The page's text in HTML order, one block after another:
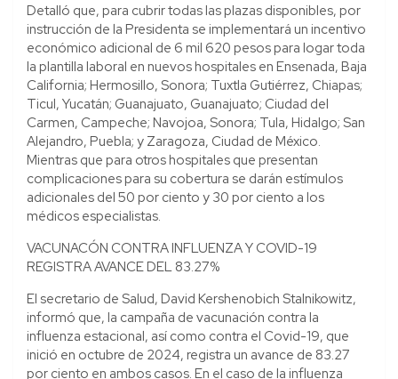
Detalló que, para cubrir todas las plazas disponibles, por
instrucción de la Presidenta se implementará un incentivo
económico adicional de 6 mil 620 pesos para logar toda
la plantilla laboral en nuevos hospitales en Ensenada, Baja
California; Hermosillo, Sonora; Tuxtla Gutiérrez, Chiapas;
Ticul, Yucatán; Guanajuato, Guanajuato; Ciudad del
Carmen, Campeche; Navojoa, Sonora; Tula, Hidalgo; San
Alejandro, Puebla; y Zaragoza, Ciudad de México.
Mientras que para otros hospitales que presentan
complicaciones para su cobertura se darán estímulos
adicionales del 50 por ciento y 30 por ciento a los
médicos especialistas.
VACUNACÓN CONTRA INFLUENZA Y COVID-19
REGISTRA AVANCE DEL 83.27%
El secretario de Salud, David Kershenobich Stalnikowitz,
informó que, la campaña de vacunación contra la
influenza estacional, así como contra el Covid-19, que
inició en octubre de 2024, registra un avance de 83.27
por ciento en ambos casos. En el caso de la influenza